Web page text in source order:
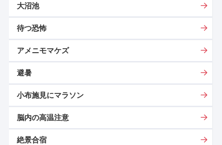
大沼池
待つ恐怖
アメニモマケズ
避暑
小布施見にマラソン
脳内の高温注意
絶景合宿